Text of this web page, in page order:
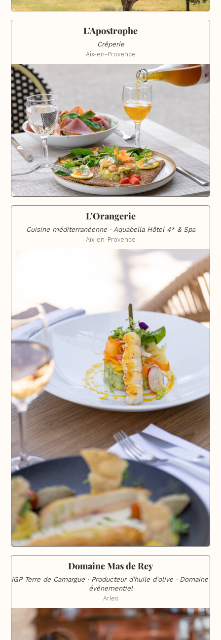
L'Apostrophe
Crêperie
Aix-en-Provence
L'Orangerie
Cuisine méditerranéenne · Aquabella Hôtel 4* & Spa
Aix-en-Provence
Domaine Mas de Rey
IGP Terre de Camargue · Producteur d'huile d'olive · Domaine
événementiel
Arles